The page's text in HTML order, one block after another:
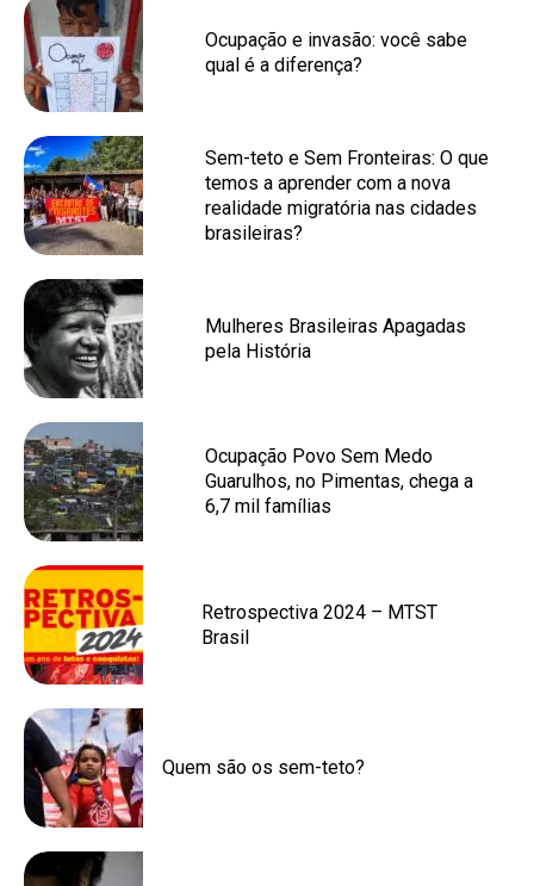
Ocupação e invasão: você sabe
qual é a diferença?
Sem-teto e Sem Fronteiras: O que
temos a aprender com a nova
realidade migratória nas cidades
brasileiras?
Mulheres Brasileiras Apagadas
pela História
Ocupação Povo Sem Medo
Guarulhos, no Pimentas, chega a
6,7 mil famílias
Retrospectiva 2024 – MTST
Brasil
Quem são os sem-teto?